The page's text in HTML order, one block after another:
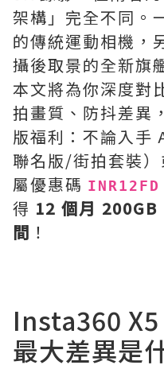
架構」完全不同。
的傳統運動相機，
攝後取景的全新旗
本文將為你深度對
拍畫質、防抖差異
版福利：不論入手
聯名版/街拍套裝
屬優惠碼 INR12FD
得 12 個月
間 ！
Insta360
最大差異是